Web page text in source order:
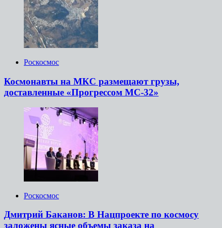
Роскосмос
Космонавты на МКС размещают грузы,
доставленные «Прогрессом МС-32»
Роскосмос
Дмитрий Баканов: В Нацпроекте по космосу
заложены ясные объемы заказа на